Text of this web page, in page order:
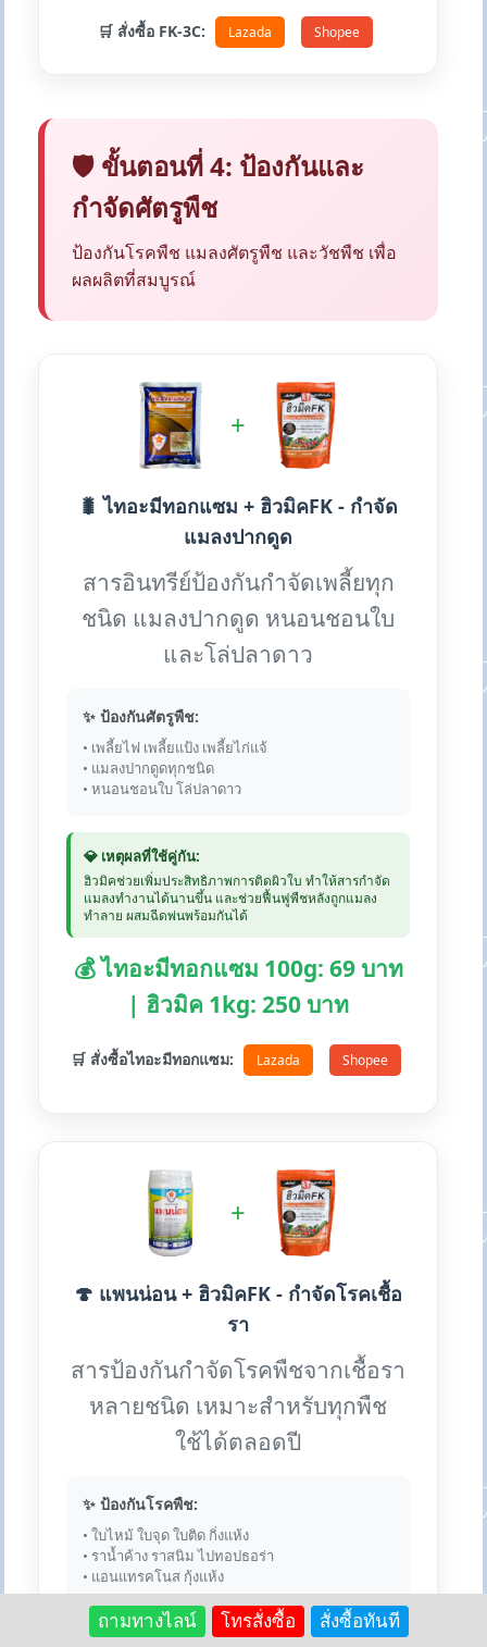
🛒 สั่งซื้อ FK-3C: Lazada Shopee
🛡️ ขั้นตอนที่ 4: ป้องกันและ
กำจัดศัตรูพืช
ป้องกันโรคพืช แมลงศัตรูพืช และวัชพืช เพื่อ
ผลผลิตที่สมบูรณ์
+
🐛 ไทอะมีทอกแซม + ฮิวมิคFK - กำจัด
แมลงปากดูด
สารอินทรีย์ป้องกันกำจัดเพลี้ยทุก
ชนิด แมลงปากดูด หนอนชอนใบ
และโล่ปลาดาว
✨ ป้องกันศัตรูพืช:
• เพลี้ยไฟ เพลี้ยแป้ง เพลี้ยไก่แจ้
• แมลงปากดูดทุกชนิด
• หนอนชอนใบ โล่ปลาดาว
💎 เหตุผลที่ใช้คู่กัน:
ฮิวมิคช่วยเพิ่มประสิทธิภาพการติดผิวใบ ทำให้สารกำจัด
แมลงทำงานได้นานขึ้น และช่วยฟื้นฟูพืชหลังถูกแมลง
ทำลาย ผสมฉีดพ่นพร้อมกันได้
💰 ไทอะมีทอกแซม 100g: 69 บาท
| ฮิวมิค 1kg: 250 บาท
🛒 สั่งซื้อไทอะมีทอกแซม: Lazada Shopee
+
🍄 แพนน่อน + ฮิวมิคFK - กำจัดโรคเชื้อ
รา
สารป้องกันกำจัดโรคพืชจากเชื้อรา
หลายชนิด เหมาะสำหรับทุกพืช
ใช้ได้ตลอดปี
✨ ป้องกันโรคพืช:
• ใบไหม้ ใบจุด ใบติด กิ่งแห้ง
• ราน้ำค้าง ราสนิม ไปทอปธอร่า
• แอนแทรคโนส กุ้งแห้ง
ถามทางไลน์ โทรสั่งซื้อ สั่งซื้อทันที